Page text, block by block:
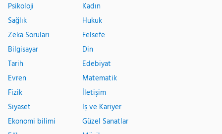
Psikoloji
Kadın
Sağlık
Hukuk
Zeka Soruları
Felsefe
Bilgisayar
Din
Tarih
Edebiyat
Evren
Matematik
Fizik
İletişim
Siyaset
İş ve Kariyer
Ekonomi bilimi
Güzel Sanatlar